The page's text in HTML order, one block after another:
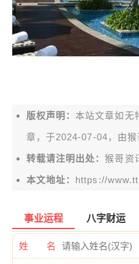
版权声明： 本站文章如无
章，于2024-07-04，由猴
转载请注明出处：猴哥资
本文地址： https://
事业运程 八字财运
姓 名